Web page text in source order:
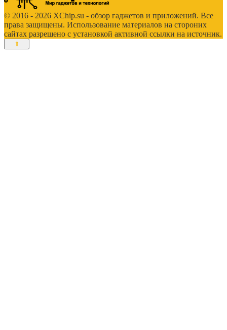
© 2016 - 2026 XChip.su - обзор гаджетов и приложений. Все
права защищены. Использование материалов на стороних
сайтах разрешено с установкой активной ссылки на источник.